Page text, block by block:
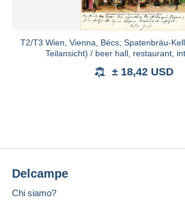
T2/T3 Wien, Vienna, Bécs; Spatenbräu-
Teilansicht) / beer hall, restaurant,
± 18,42 USD
Delcampe
Chi siamo?